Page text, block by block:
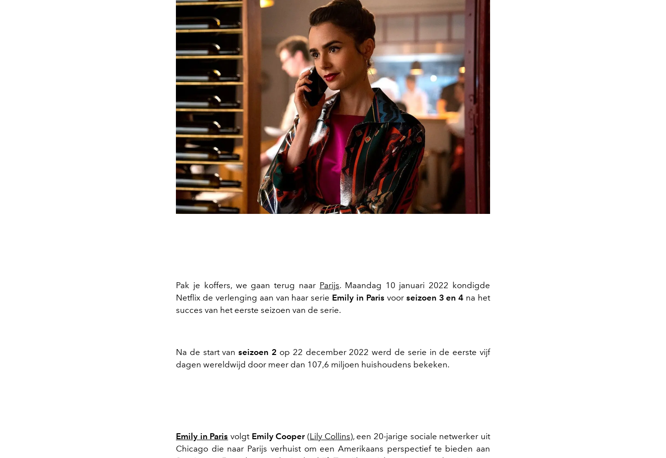
Pak je koffers, we gaan terug naar Parijs. Maandag 10 januari 2022 kondigde
Netflix de verlenging aan van haar serie Emily in Paris voor seizoen 3 en 4 na het
succes van het eerste seizoen van de serie.
Na de start vanseizoen 2 op 22 december 2022 werd de serie in de eerste vijf
dagen wereldwijd door meer dan 107,6 miljoen huishoudens bekeken.
Emily in Paris volgt Emily Cooper(Lily Collins), een 20-jarige sociale netwerker uit
Chicago die naar Parijs verhuist om een Amerikaans perspectief te bieden aan